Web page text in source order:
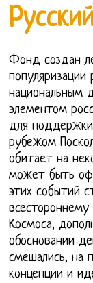
Фонд создан
популяризации
национальным
элементом
для поддержки
рубежом
обитает на
может быть
этих событий
Космоса,
обосновании
смешались, на
концепции и